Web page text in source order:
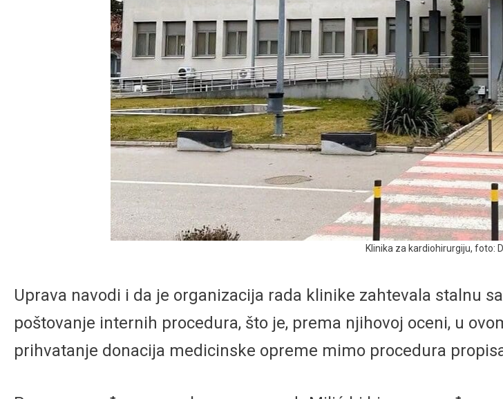
Klinika za kardiohirurgiju, foto:
Uprava navodi i da je organizacija rada klinike zahtevala stalnu
poštovanje internih procedura, što je, prema njihovoj oceni, u
prihvatanje donacija medicinske opreme mimo procedura